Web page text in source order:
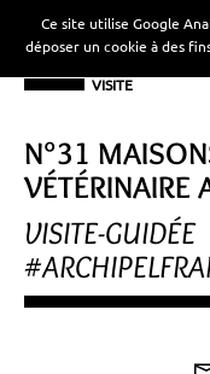
VISITE
N°31
VÉTÉRINAIRE
VISITE-GUIDÉE
Ce site utilise Google
déposer un cookie à des